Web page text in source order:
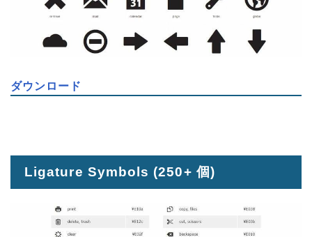
ダウンロード
Ligature Symbols (250+ 個)